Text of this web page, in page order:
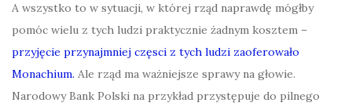
A wszystko to w sytuacji, w której rząd naprawdę mógłby
pomóc wielu z tych ludzi praktycznie żadnym kosztem –
przyjęcie przynajmniej częsci z tych ludzi zaoferowało
Monachium. Ale rząd ma ważniejsze sprawy na głowie.
Narodowy Bank Polski na przykład przystępuje do pilnego